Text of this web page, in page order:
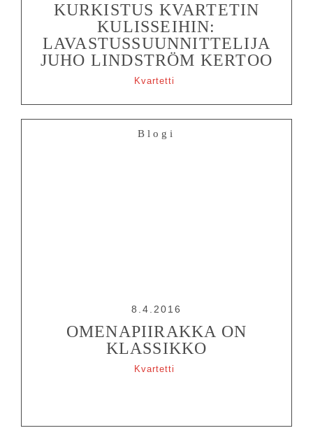
KURKISTUS KVARTETIN
KULISSEIHIN:
LAVASTUSSUUNNITTELIJA
JUHO LINDSTRÖM KERTOO
Kvartetti
Blogi
8.4.2016
OMENAPIIRAKKA ON
KLASSIKKO
Kvartetti